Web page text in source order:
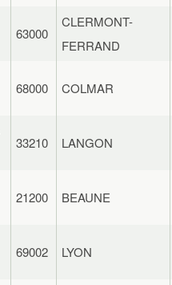
63000
CLERMONT-
FERRAND
68000 COLMAR
33210 LANGON
21200 BEAUNE
69002 LYON